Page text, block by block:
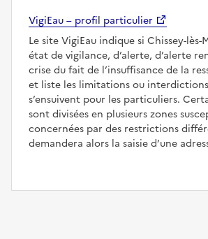
VigiEau – profil particulier
Le site VigiEau indique si Chissey-lès-
état de vigilance, d’alerte, d’alerte
crise du fait de l’insuffisance de la
et liste les limitations ou
s’ensuivent pour les particuliers.
sont divisées en plusieurs zones
concernées par des restrictions
demandera alors la saisie d’une